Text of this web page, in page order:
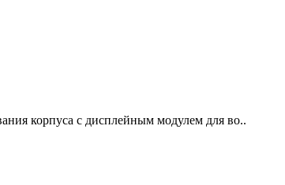
корпуса с дисплейным модулем для во..